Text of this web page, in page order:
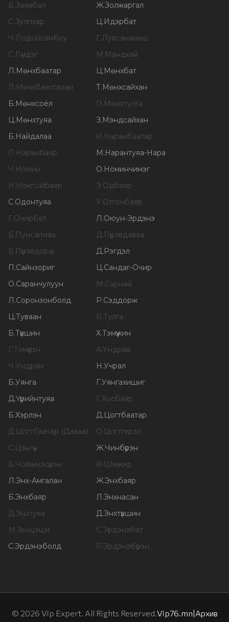
Б.Заяабал Ж.Золжаргал
С.Зулпхар Ц.Идэрбат
Ч.Лодойсамбуу Г.Лувсанжамц
С.Лүндэг М.Мандхай
Л.Мөнхбаатар Ц.Мөнхбат
Л.Мөнхбаясгалан Т.Мөнхсайхан
Б.Мөнхсоёл П.Мөнхтулга
Ц.Мөнхтуяа З.Мэндсайхан
Б.Найдалаа Н.Наранбаатар
П.Наранбаяр М.Нарантуяа-Нара
Ч.Номин О.Номинчимэг
Н.Номтойбаяр Э.Одбаяр
С.Одонтуяа У.Отгонбаяр
Г.Очирбат Л.Оюун-Эрдэнэ
Б.Пунсалмаа Д.Пүрэвдаваа
Б.Пүрэвдорж Д.Рэгдэл
П.Сайнзориг Ц.Сандаг-Очир
О.Саранчулуун М.Сарнай
Л.Соронзонболд Р.Сэддорж
Ц.Туваан Б.Тулга
Б.Түвшин Х.Тэмүүжин
Г.Тэмүүлэн А.Ундраа
Ч.Ундрам Н.Учрал
Б.Уянга Г.Уянгахишиг
Д.Үүрийнтуяа Г.Хосбаяр
Б.Хэрлэн Д.Цогтбаатар
Д.Цогтбаатар (Даваа) О.Цогтгэрэл
С.Цэнгүүн Ж.Чинбүрэн
Б.Чойжилсүрэн Ө.Шижир
Л.Энх-Амгалан Ж.Энхбаяр
Б.Энхбаяр Л.Энхнасан
Д.Энхтуяа Д.Энхтүвшин
М.Энхцэцэг С.Эрдэнэбат
С.Эрдэнэболд Р.Эрдэнэбүрэн
© 2026 Vip Expert. All Rights Reserved.Vip76.mn|Архив